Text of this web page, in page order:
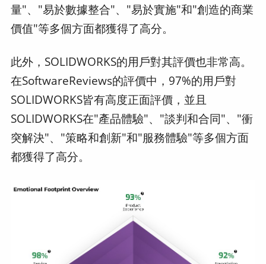
量"、"易於數據整合"、"易於實施"和"創造的商業
價值"等多個方面都獲得了高分。
此外，SOLIDWORKS的用戶對其評價也非常高。
在SoftwareReviews的評價中，97%的用戶對
SOLIDWORKS皆有高度正面評價，並且
SOLIDWORKS在"產品體驗"、"談判和合同"、"衝
突解決"、"策略和創新"和"服務體驗"等多個方面
都獲得了高分。